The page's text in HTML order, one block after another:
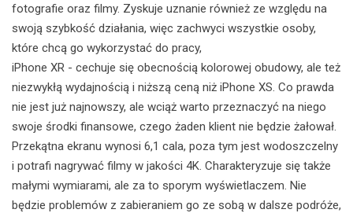
fotografie oraz filmy. Zyskuje uznanie również ze względu na
swoją szybkość działania, więc zachwyci wszystkie osoby,
które chcą go wykorzystać do pracy,
iPhone XR - cechuje się obecnością kolorowej obudowy, ale też
niezwykłą wydajnością i niższą ceną niż iPhone XS. Co prawda
nie jest już najnowszy, ale wciąż warto przeznaczyć na niego
swoje środki finansowe, czego żaden klient nie będzie żałował.
Przekątna ekranu wynosi 6,1 cala, poza tym jest wodoszczelny
i potrafi nagrywać filmy w jakości 4K. Charakteryzuje się także
małymi wymiarami, ale za to sporym wyświetlaczem. Nie
będzie problemów z zabieraniem go ze sobą w dalsze podróże,